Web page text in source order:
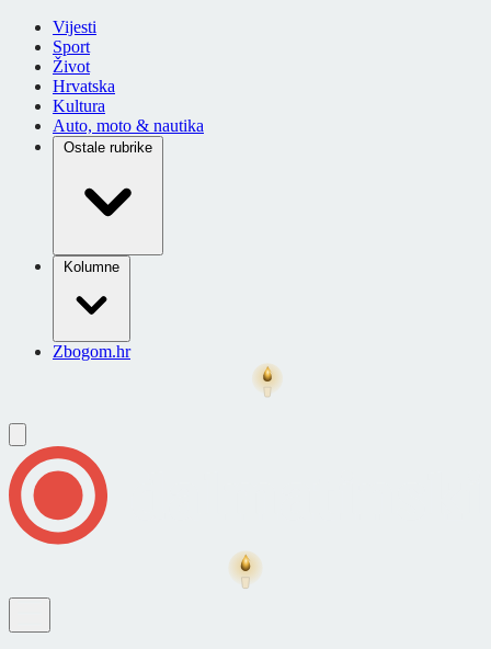
Vijesti
Sport
Život
Hrvatska
Kultura
Auto, moto & nautika
Ostale rubrike
Kolumne
Zbogom.hr